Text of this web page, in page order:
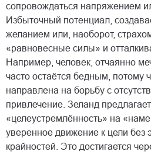
сопровождаться напряжением
Избыточный потенциал,
желанием или, наоборот,
«равновесные силы» и
Например, человек, отчаянно
часто остаётся бедным, потому
направлена на борьбу с
привлечение. Зеланд
«целеустремлённость» на
уверенное движение к цели без
крайностей. Это достигается